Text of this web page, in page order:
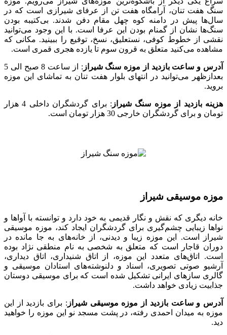
سنگ هفت تنان، آرامگاه هفت تن از عرفای شیرازی است که در
سال‌ها پیش در دامنه کوه چهل مقام دفن شدند. بی‌کتیبه بودن
سنگ‌ها نشان از گمنام بودن این عرفا است. با این وجود می‌توانید
نقشی از خطوط کوفی، نستعلیق، نسخ، توقیع را ببینید. مکانی که
مشاهده می‌کنید متعلق به قرون سوم تا یازده هجری قمری است.
آدرس و ساعت بازدید از موزه سنگ شیراز
: از ساعت 8 صبح الی 5
بعدازظهر می‌توانید در انتهای بلوار هفت تنان به تماشای این موزه
بروید.
هزینه بازدید از موزه سنگ شیراز
: برای گردشگران داخلی 4 هزار
تومان و برای گردشگران خارجی 30 هزار تومان است.
موزه موسیقی شیراز
خانه دیگری که نقش و نگار قدیمی به خود دارد و توانسته با آواها و
نواها زیبایی چشم‌گیری برای گردشگران ایجاد کند، موزه موسیقی
شیراز است. این موزه زیبا و دیدنی، از خانه‌های به جا مانده در
دوران قاجار است که متعلق به شخصی به نام منطقی نژاد بوده
است. اتاق‌های متعدد این موزه، از اتاق شنیداری، اتاق دیداری،
آرشیو صوتی تصویری، اسناد و دلنوشته‌های استادان موسیقی و
گالری سازهای ایرانی تشکیل شده است که برای موسیقی دوستان
جذابیت زیادی خواهد داشت.
آدرس و ساعت بازدید از موزه موسیقی شیراز : برای بازدید از این
موزه به میدان احمدی رفته، در پشت مسجد نو این موزه را خواهید
دید.